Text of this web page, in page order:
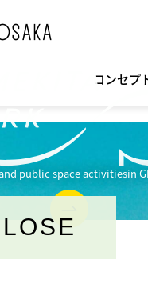
コンセプ
public space activitiesin